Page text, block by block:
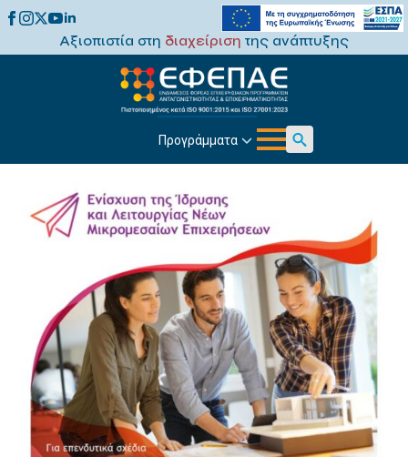
Αξιοπιστία στη διαχείριση της ανάπτυξης
Προγράμματα
Search